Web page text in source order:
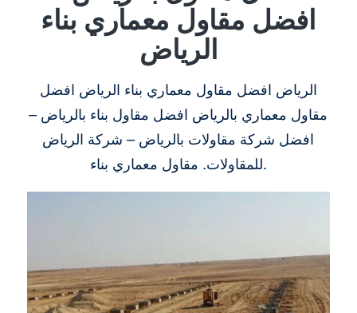
افضل مقاول معماري بناء
الرياض
الرياض افضل مقاول معماري بناء الرياض افضل
مقاول معماري بالرياض افضل مقاول بناء بالرياض –
افضل شركة مقاولات بالرياض – شركة الرياض
للمقاولات. مقاول معماري بناء.